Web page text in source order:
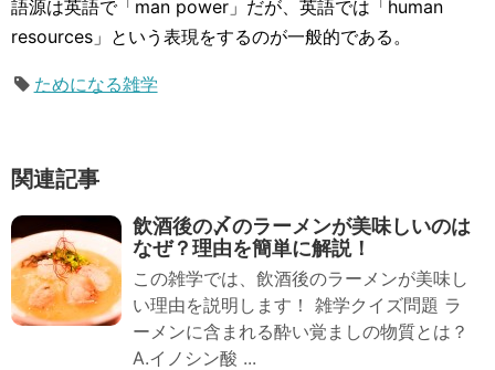
語源は英語で「man power」だが、英語では「human
resources」という表現をするのが一般的である。
ためになる雑学
関連記事
飲酒後の〆のラーメンが美味しいのは
なぜ？理由を簡単に解説！
この雑学では、飲酒後のラーメンが美味し
い理由を説明します！ 雑学クイズ問題 ラ
ーメンに含まれる酔い覚ましの物質とは？
A.イノシン酸 ...